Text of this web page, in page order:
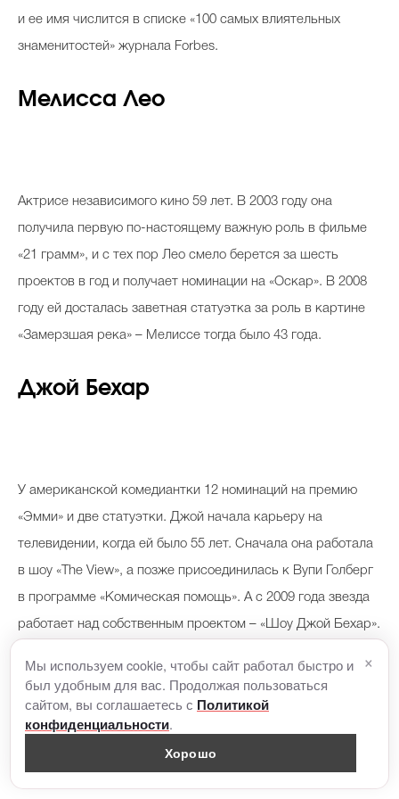
и ее имя числится в списке «100 самых влиятельных
знаменитостей» журнала Forbes.
Мелисса Лео
Актрисе независимого кино 59 лет. В 2003 году она
получила первую по-настоящему важную роль в фильме
«21 грамм», и с тех пор Лео смело берется за шесть
проектов в год и получает номинации на «Оскар». В 2008
году ей досталась заветная статуэтка за роль в картине
«Замерзшая река» – Мелиссе тогда было 43 года.
Джой Бехар
У американской комедиантки 12 номинаций на премию
«Эмми» и две статуэтки. Джой начала карьеру на
телевидении, когда ей было 55 лет. Сначала она работала
в шоу «The View», а позже присоединилась к Вупи Голберг
в программе «Комическая помощь». А с 2009 года звезда
работает над собственным проектом – «Шоу Джой Бехар».
Лиз Смит
Мы используем cookie, чтобы сайт работал быстро и
был удобным для вас. Продолжая пользоваться
сайтом, вы соглашаетесь с Политикой
конфиденциальности.
Хорошо
×